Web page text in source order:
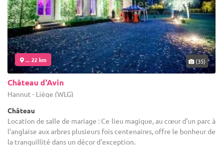
... 22 km (35)
Château d'Avin
Hannut - Liège (WLG)
Château
Location de salle de mariage : Ce lieu magique, au cœur d'un parc à
l'anglaise aux arbres plusieurs fois centenaires, offre le bonheur de
la tranquillité dans un décor d'exception.